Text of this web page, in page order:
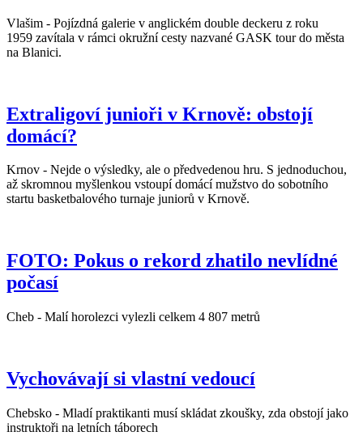
Vlašim - Pojízdná galerie v anglickém double deckeru z roku
1959 zavítala v rámci okružní cesty nazvané GASK tour do města
na Blanici.
Extraligoví junioři v Krnově: obstojí
domácí?
Krnov - Nejde o výsledky, ale o předvedenou hru. S jednoduchou,
až skromnou myšlenkou vstoupí domácí mužstvo do sobotního
startu basketbalového turnaje juniorů v Krnově.
FOTO: Pokus o rekord zhatilo nevlídné
počasí
Cheb - Malí horolezci vylezli celkem 4 807 metrů
Vychovávají si vlastní vedoucí
Chebsko - Mladí praktikanti musí skládat zkoušky, zda obstojí jako
instruktoři na letních táborech